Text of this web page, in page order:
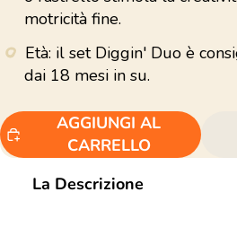
motricità fine.
Età: il set Diggin' Duo è
dai 18 mesi in su.
AGGIUNGI AL
CARRELLO
La Descrizione